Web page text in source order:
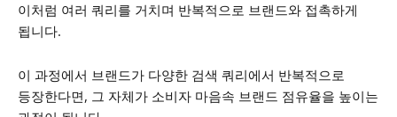
이처럼 여러 쿼리를 거치며 반복적으로 브랜드와 접촉하게
됩니다.
이 과정에서 브랜드가 다양한 검색 쿼리에서 반복적으로
등장한다면, 그 자체가 소비자 마음속 브랜드 점유율을 높이는